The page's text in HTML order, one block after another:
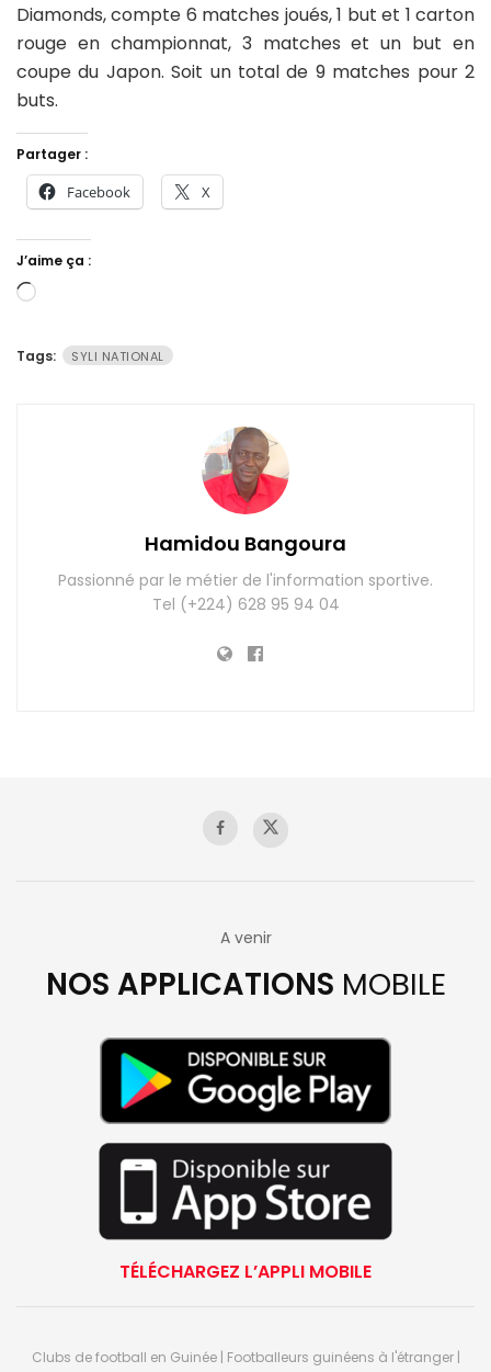
Diamonds, compte 6 matches joués, 1 but et 1 carton
rouge en championnat, 3 matches et un but en
coupe du Japon. Soit un total de 9 matches pour 2
buts.
Partager :
Facebook X
J’aime ça :
Chargement…
Tags: SYLI NATIONAL
Hamidou Bangoura
Passionné par le métier de l'information sportive.
Tel (+224) 628 95 94 04
A venir
NOS APPLICATIONS MOBILE
TÉLÉCHARGEZ L’APPLI MOBILE
Clubs de football en Guinée | Footballeurs guinéens à l'étranger |